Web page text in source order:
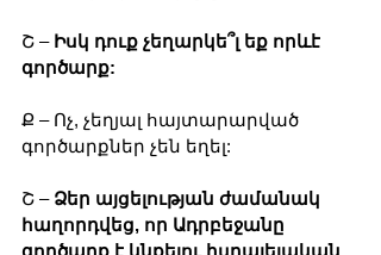
Շ – Իսկ դուք չեղարկե՞լ եք որևէ
գործարք:
Ք – Ոչ, չեղյալ հայտարարված
գործարքներ չեն եղել:
Շ – Ձեր այցելության ժամանակ
հաղորդվեց, որ Ադրբեջանը
գործարք է կնքելու իսրայելական